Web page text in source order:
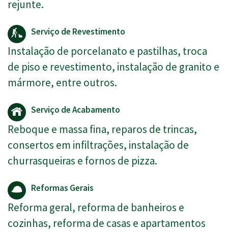
rejunte.
Serviço de Revestimento
Instalação de porcelanato e pastilhas, troca
de piso e revestimento, instalação de granito e
mármore, entre outros.
Serviço de Acabamento
Reboque e massa fina, reparos de trincas,
consertos em infiltrações, instalação de
churrasqueiras e fornos de pizza.
Reformas Gerais
Reforma geral, reforma de banheiros e
cozinhas, reforma de casas e apartamentos